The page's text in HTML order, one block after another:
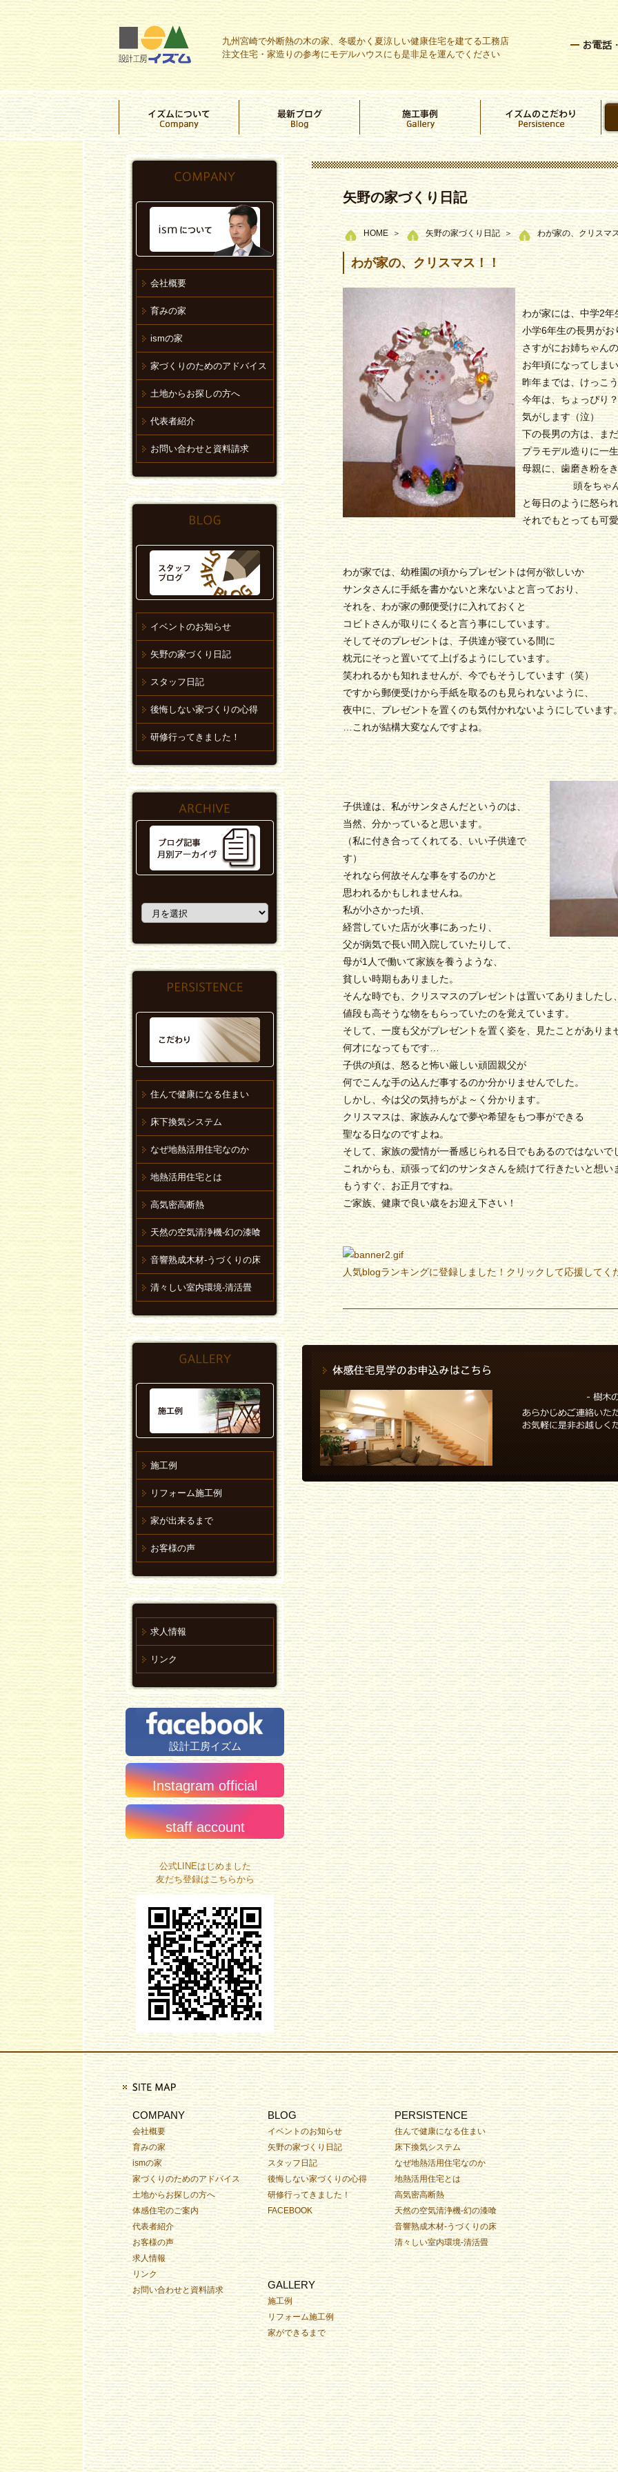
九州宮崎で外断熱の木の家、冬暖かく夏涼しい健康住宅を建てる工務店
注文住宅・家造りの参考にモデルハウスにも是非足を運んでください
矢野の家づくり日記
HOME 矢野の家づくり日記 わが家の、クリスマ
わが家の、クリスマス！！
わが家には、中学2年
小学6年生の長男がお
さすがにお姉ちゃん
お年頃になってしま
昨年までは、けっこ
今年は、ちょっぴり
気がします（泣）
下の長男の方は、ま
プラモデル造りに一
母親に、歯磨き粉を
頭をちゃんと
と毎日のように怒ら
それでもとっても可
わが家では、幼稚園の頃からプレゼントは何が欲しいか
サンタさんに手紙を書かないと来ないよと言っており、
それを、わが家の郵便受けに入れておくと
コビトさんが取りにくると言う事にしています。
そしてそのプレゼントは、子供達が寝ている間に
枕元にそっと置いてて上げるようにしています。
笑われるかも知れませんが、今でもそうしています（笑）
ですから郵便受けから手紙を取るのも見られないように、
夜中に、プレゼントを置くのも気付かれないようにしています
…これが結構大変なんですよね。
子供達は、私がサンタさんだというのは、
当然、分かっていると思います。
（私に付き合ってくれてる、いい子供達で
す）
それなら何故そんな事をするのかと
思われるかもしれませんね。
私が小さかった頃、
経営していた店が火事にあったり、
父が病気で長い間入院していたりして、
母が1人で働いて家族を養うような、
貧しい時期もありました。
そんな時でも、クリスマスのプレゼントは置いてありましたし
値段も高そうな物をもらっていたのを覚えています。
そして、一度も父がプレゼントを置く姿を、見たことがありま
何才になってもです…
子供の頃は、怒ると怖い厳しい頑固親父が
何でこんな手の込んだ事するのか分かりませんでした。
しかし、今は父の気持ちがよ～く分かります。
クリスマスは、家族みんなで夢や希望をもつ事ができる
聖なる日なのですよね。
そして、家族の愛情が一番感じられる日でもあるのではないで
これからも、頑張って幻のサンタさんを続けて行きたいと想い
もうすぐ、お正月ですね。
ご家族、健康で良い歳をお迎え下さい！
人気blogランキングに登録しました！クリックして応援してく
会社概要
育みの家
ismの家
家づくりのためのアドバイス
土地からお探しの方へ
代表者紹介
お問い合わせと資料請求
イベントのお知らせ
矢野の家づくり日記
スタッフ日記
後悔しない家づくりの心得
研修行ってきました！
住んで健康になる住まい
床下換気システム
なぜ地熱活用住宅なのか
地熱活用住宅とは
高気密高断熱
天然の空気清浄機-幻の漆喰
音響熟成木材-うづくりの床
清々しい室内環境-清活畳
施工例
リフォーム施工例
家が出来るまで
お客様の声
求人情報
リンク
設計工房イズム
Instagram official
staff account
公式LINEはじめました
友だち登録はこちらから
COMPANY
会社概要
育みの家
ismの家
家づくりのためのアドバイス
土地からお探しの方へ
体感住宅のご案内
代表者紹介
お客様の声
求人情報
リンク
お問い合わせと資料請求
BLOG
イベントのお知らせ
矢野の家づくり日記
スタッフ日記
後悔しない家づくりの心得
研修行ってきました！
FACEBOOK
PERSISTENCE
住んで健康になる住まい
床下換気システム
なぜ地熱活用住宅なのか
地熱活用住宅とは
高気密高断熱
天然の空気清浄機-幻の漆喰
音響熟成木材-うづくりの床
清々しい室内環境-清活畳
GALLERY
施工例
リフォーム施工例
家ができるまで